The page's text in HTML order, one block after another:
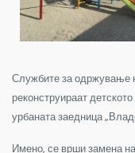
Службите за одржување
реконструираат
урбаната заедница
Имено, се врши замена